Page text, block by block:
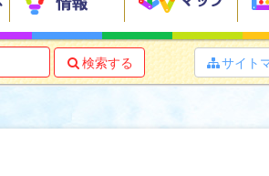
 検索する サイト